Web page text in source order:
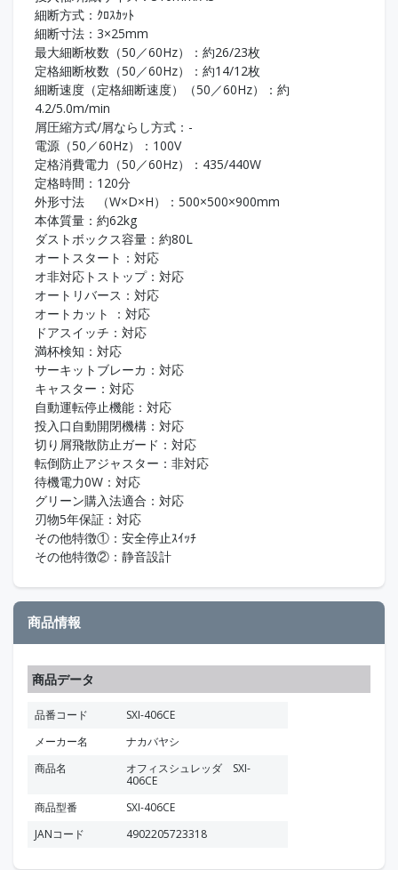
細断方式：ｸﾛｽｶｯﾄ
細断寸法：3×25mm
最大細断枚数（50／60Hz）：約26/23枚
定格細断枚数（50／60Hz）：約14/12枚
細断速度（定格細断速度）（50／60Hz）：約
4.2/5.0m/min
屑圧縮方式/屑ならし方式：-
電源（50／60Hz）：100V
定格消費電力（50／60Hz）：435/440W
定格時間：120分
外形寸法 （W×D×H）：500×500×900mm
本体質量：約62kg
ダストボックス容量：約80L
オートスタート：対応
オ非対応トストップ：対応
オートリバース：対応
オートカット ：対応
ドアスイッチ：対応
満杯検知：対応
サーキットブレーカ：対応
キャスター：対応
自動運転停止機能：対応
投入口自動開閉機構：対応
切り屑飛散防止ガード：対応
転倒防止アジャスター：非対応
待機電力0W：対応
グリーン購入法適合：対応
刃物5年保証：対応
その他特徴①：安全停止ｽｲｯﾁ
その他特徴②：静音設計
商品情報
商品データ
品番コード
SXI-406CE
メーカー名
ナカバヤシ
商品名
オフィスシュレッダ SXI-
406CE
商品型番
SXI-406CE
JANコード
4902205723318